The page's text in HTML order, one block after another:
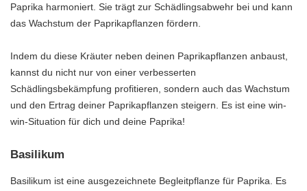
Paprika harmoniert. Sie trägt zur Schädlingsabwehr bei und kann
das Wachstum der Paprikapflanzen fördern.
Indem du diese Kräuter neben deinen Paprikapflanzen anbaust,
kannst du nicht nur von einer verbesserten
Schädlingsbekämpfung profitieren, sondern auch das Wachstum
und den Ertrag deiner Paprikapflanzen steigern. Es ist eine win-
win-Situation für dich und deine Paprika!
Basilikum
Basilikum ist eine ausgezeichnete Begleitpflanze für Paprika. Es